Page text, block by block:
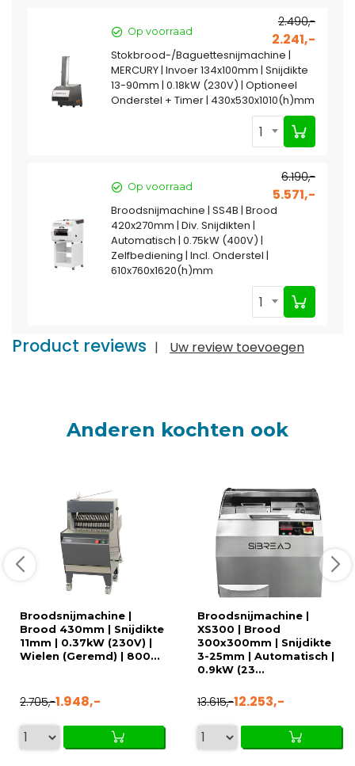
Op voorraad
2.490,-
2.241,-
Stokbrood-/Baguettesnijmachine |
MERCURY | Invoer 134x100mm | Snijdikte
13-90mm | 0.18kW (230V) | Optioneel
Onderstel + Timer | 430x530x1010(h)mm
1
Op voorraad
6.190,-
5.571,-
Broodsnijmachine | SS4B | Brood
420x270mm | Div. Snijdikten |
Automatisch | 0.75kW (400V) |
Zelfbediening | Incl. Onderstel |
610x760x1620(h)mm
1
Product reviews | Uw review toevoegen
Anderen kochten ook
Broodsnijmachine |
Brood 430mm | Snijdikte
11mm | 0.37kW (230V) |
Wielen (Geremd) | 800...
2.705,-1.948,-
Broodsnijmachine |
XS300 | Brood
300x300mm | Snijdikte
3-25mm | Automatisch |
0.9kW (23...
13.615,-12.253,-